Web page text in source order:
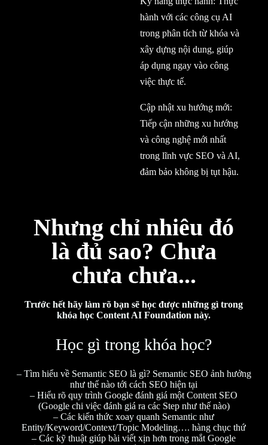
hành với các công cụ AI
trong phân tích từ khóa và
xây dựng nội dung, giúp
áp dụng ngay vào công
việc thực tế.
Cập nhật xu hướng mới:
Tiếp cận những xu hướng
và công nghệ mới nhất
trong lĩnh vực SEO và AI,
đảm bảo không bị tụt hậu.
Nhưng chỉ nhiêu đó
là đủ sao? Chưa
chưa chưa...
Trước hết hãy làm rõ bạn sẽ học được những gì trong
khóa học Content AI Foundation này.
Học gì trong khóa học?
– Tìm hiểu về Semantic SEO là gì? Semantic SEO ảnh hưởng
như thế nào tới cách SEO hiện tại
– Hiểu rõ quy trình Google đánh giá một Content SEO
(Google chi việc đánh giá ra các Step như thế nào)
– Các kiến thức xoay quanh Semantic như
Entity/Keyword/Context/Topic Modeling…. hàng chục thứ
– Các kỹ thuật giúp bài viết xịn hơn trong mắt Google